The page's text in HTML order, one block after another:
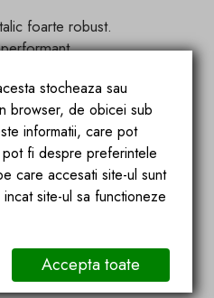
foarte robust.
impotriva corpurilor
si protectie impotriva
rotilor de inalta calitate,
practice de transport.
a alimentarii (dispozitivul
utilizare (nu este
EMC
stocheaza sau
browser, de obicei sub
informatii, care pot
fi despre preferintele
care accesati site-ul sunt
site-ul sa functioneze
Accepta toate